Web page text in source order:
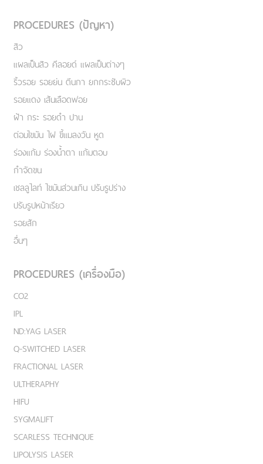
PROCEDURES (ปัญหา)
สิว
แผลเป็นสิว คีลอยด์ แผลเป็นต่างๆ
ริ้วรอย รอยย่น ตีนกา ยกกระชับผิว
รอยแดง เส้นเลือดฟอย
ฝ้า กระ รอยดำ ปาน
ต่อมไขมัน ไฝ ขี้แมลงวัน หูด
ร่องแก้ม ร่องน้ำตา แก้มตอบ
กำจัดขน
เชลลูไลท์ ไขมันส่วนเกิน ปรับรูปร่าง
ปรับรูปหน้าเรียว
รอยสัก
อื่นๆ
PROCEDURES (เครื่องมือ)
CO2
IPL
ND:YAG LASER
Q-SWITCHED LASER
FRACTIONAL LASER
ULTHERAPHY
HIFU
SYGMALIFT
SCARLESS TECHNIQUE
LIPOLYSIS LASER